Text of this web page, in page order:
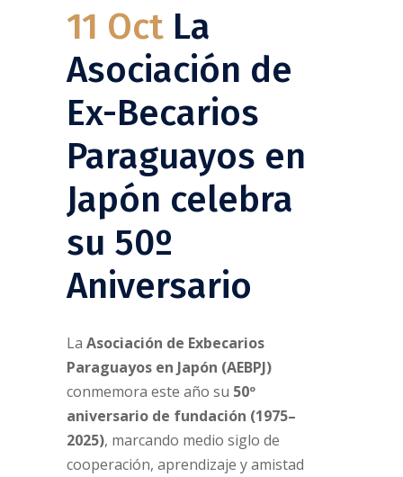
11 Oct La
Asociación de
Ex-Becarios
Paraguayos en
Japón celebra
su 50º
Aniversario
La Asociación de Exbecarios
Paraguayos en Japón (AEBPJ)
conmemora este año su 50º
aniversario de fundación (1975–
2025), marcando medio siglo de
cooperación, aprendizaje y amistad